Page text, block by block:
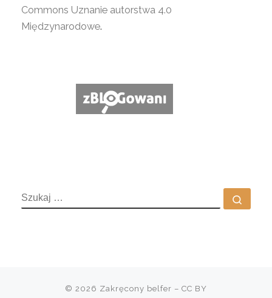
Commons Uznanie autorstwa 4.0
Międzynarodowe.
SZUKAJ
© 2026 Zakręcony belfer – CC BY